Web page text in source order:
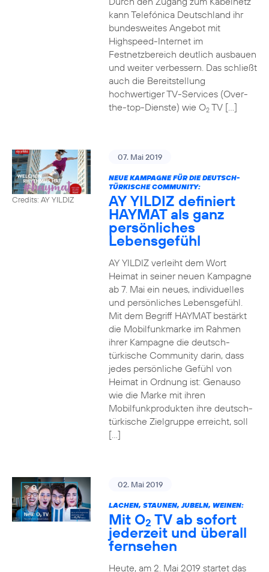
kann Telefónica Deutschland ihr
bundesweites Angebot mit
Highspeed-Internet im
Festnetzbereich deutlich ausbauen
und weiter verbessern. Das schließt
auch die Bereitstellung
hochwertiger TV-Services (Over-
the-top-Dienste) wie O2TV […]
Credits: AY YILDIZ
07. Mai 2019
NEUE KAMPAGNE FÜR DIE DEUTSCH-
TÜRKISCHE COMMUNITY:
AY YILDIZ definiert
HAYMAT als ganz
persönliches
Lebensgefühl
AY YILDIZ verleiht dem Wort
Heimat in seiner neuen Kampagne
ab 7. Mai ein neues, individuelles
und persönliches Lebensgefühl.
Mit dem Begriff HAYMAT bestärkt
die Mobilfunkmarke im Rahmen
ihrer Kampagne die deutsch-
türkische Community darin, dass
jedes persönliche Gefühl von
Heimat in Ordnung ist: Genauso
wie die Marke mit ihren
Mobilfunkprodukten ihre deutsch-
türkische Zielgruppe erreicht, soll
[…]
02. Mai 2019
LACHEN, STAUNEN, JUBELN, WEINEN:
Mit O2 TV ab sofort
jederzeit und überall
fernsehen
Heute, am 2. Mai 2019 startet das